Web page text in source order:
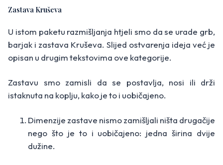
Zastava Kruševa
U istom paketu razmišljanja htjeli smo da se urade grb,
barjak i zastava Kruševa. Slijed ostvarenja ideja već je
opisan u drugim tekstovima ove kategorije.
Zastavu smo zamisli da se postavlja, nosi ili drži
istaknuta na koplju, kako je to i uobičajeno.
Dimenzije zastave nismo zamišljali ništa drugačije
nego što je to i uobičajeno: jedna širina dvije
dužine.